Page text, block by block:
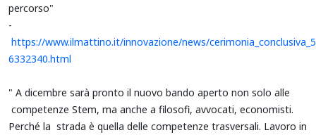
percorso"
-
https://www.ilmattino.it/innovazione/news/
6332340.html
" A dicembre sarà pronto il nuovo bando aperto non solo alle
competenze Stem, ma anche a filosofi, avvocati, economisti.
Perché la strada è quella delle competenze trasversali. Lavoro in